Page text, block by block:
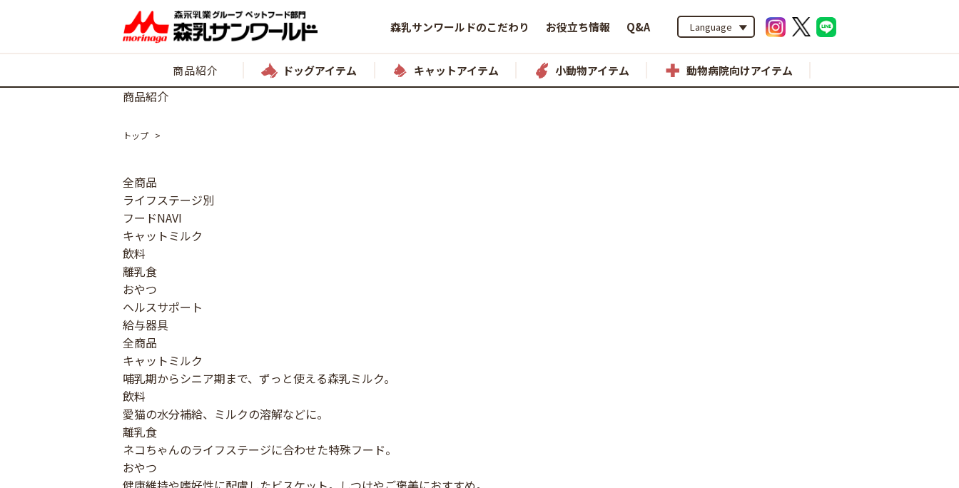
森乳サンワールドのこだわり お役立ち情報 Q&A Language
商品紹介 ドッグアイテム キャットアイテム 小動物アイテム 動物病院向けアイテム
商品紹介
トップ
全商品
ライフステージ別
フードNAVI
キャットミルク
飲料
離乳食
おやつ
ヘルスサポート
給与器具
全商品
キャットミルク
哺乳期からシニア期まで、ずっと使える森乳ミルク。
飲料
愛猫の水分補給、ミルクの溶解などに。
離乳食
ネコちゃんのライフステージに合わせた特殊フード。
おやつ